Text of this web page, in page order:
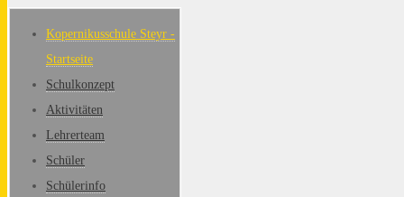
Kopernikusschule Steyr -
Startseite
Schulkonzept
Aktivitäten
Lehrerteam
Schüler
Schülerinfo